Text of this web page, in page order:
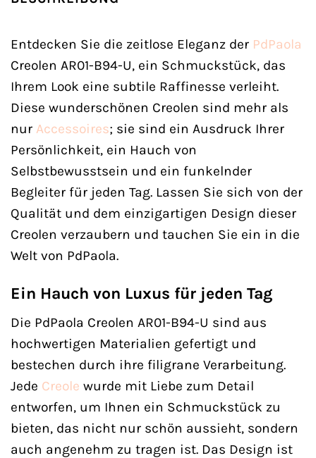
Entdecken Sie die zeitlose Eleganz der PdPaola
Creolen AR01-B94-U, ein Schmuckstück, das
Ihrem Look eine subtile Raffinesse verleiht.
Diese wunderschönen Creolen sind mehr als
nur Accessoires; sie sind ein Ausdruck Ihrer
Persönlichkeit, ein Hauch von
Selbstbewusstsein und ein funkelnder
Begleiter für jeden Tag. Lassen Sie sich von der
Qualität und dem einzigartigen Design dieser
Creolen verzaubern und tauchen Sie ein in die
Welt von PdPaola.
Ein Hauch von Luxus für jeden Tag
Die PdPaola Creolen AR01-B94-U sind aus
hochwertigen Materialien gefertigt und
bestechen durch ihre filigrane Verarbeitung.
Jede Creole wurde mit Liebe zum Detail
entworfen, um Ihnen ein Schmuckstück zu
bieten, das nicht nur schön aussieht, sondern
auch angenehm zu tragen ist. Das Design ist